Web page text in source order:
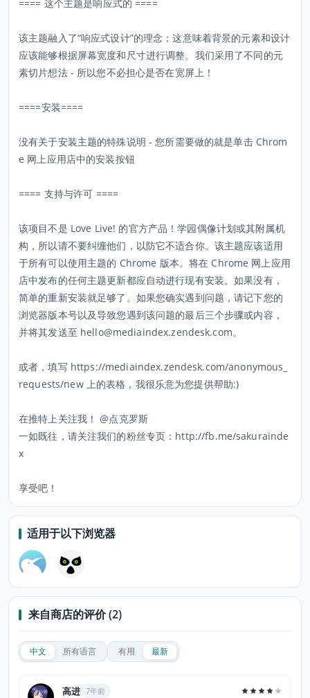
==== 这个主题是响应式的 ====
该主题融入了“响应式设计”的理念；这意味着背景的元素和设计
应该能够根据屏幕宽度和尺寸进行调整。我们采用了不同的元
素切片想法 - 所以您不必担心是否在宽屏上！
====安装====
没有关于安装主题的特殊说明 - 您所需要做的就是单击 Chrom
e 网上应用店中的安装按钮
==== 支持与许可 ====
该项目不是 Love Live! 的官方产品！学园偶像计划或其附属机
构，所以请不要纠缠他们，以防它不适合你。该主题应该适用
于所有可以使用主题的 Chrome 版本。将在 Chrome 网上应用
店中发布的任何主题更新都应自动进行现有安装。如果没有，
简单的重新安装就足够了。如果您确实遇到问题，请记下您的
浏览器版本号以及导致您遇到该问题的最后三个步骤或内容，
并将其发送至 hello@mediaindex.zendesk.com。
或者，填写 https://mediaindex.zendesk.com/anonymous_
requests/new 上的表格，我很乐意为您提供帮助:)
在推特上关注我！ @点克罗斯
一如既往，请关注我们的粉丝专页：http://fb.me/sakurainde
x
享受吧！
适用于以下浏览器
来自商店的评价 (2)
中文 所有语言 有用 最新
高进 7年前